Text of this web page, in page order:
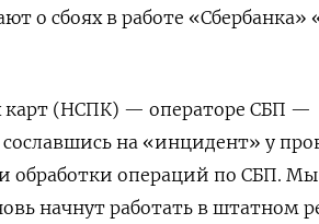
о сбоях в работе «Сбербанка»
карт (НСПК) — операторе СБП —
на «инцидент» у
обработки операций по СБП.
начнут работать в